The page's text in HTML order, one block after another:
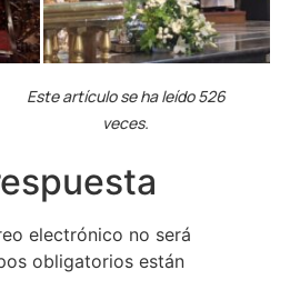
Este artículo se ha leído 526
veces.
electrónico no será
obligatorios están